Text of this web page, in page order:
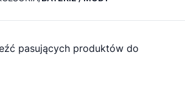
pasujących produktów do